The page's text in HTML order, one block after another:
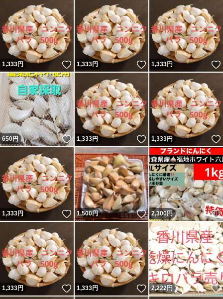
1,333円 いいね！
1,333円 いいね！
1,333円
650円 いいね！
1,333円 いいね！
1,333円
1,333円 いいね！
1,500円 いいね！
2,300円
1,333円 いいね！
1,333円 いいね！
2,222円